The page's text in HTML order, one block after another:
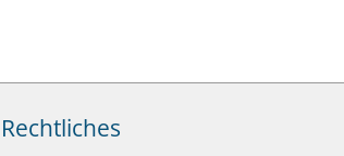
Rechtliches